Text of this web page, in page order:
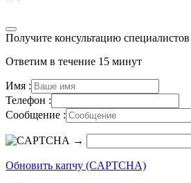
Получите консультацию специалистов
Ответим в течение 15 минут
Имя :
Телефон :
Сообщение :
→
Обновить капчу (CAPTCHA)